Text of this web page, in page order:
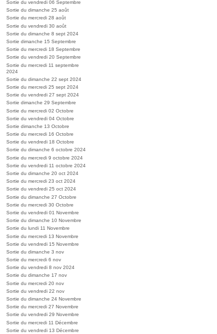
Sortie du vendredi 06 Septembre
Sortie du dimanche 25 août
Sortie du mercredi 28 août
Sortie du vendredi 30 août
Sortie du dimanche 8 sept 2024
Sortie dimanche 15 Septembre
Sortie du mercredi 18 Septembre
Sortie du vendredi 20 Septembre
Sortie du mercredi 11 septembre
2024
Sortie du dimanche 22 sept 2024
Sortie du mercredi 25 sept 2024
Sortie du vendredi 27 sept 2024
Sortie dimanche 29 Septembre
Sortie du mercredi 02 Octobre
Sortie du vendredi 04 Octobre
Sortie dimanche 13 Octobre
Sortie du mercredi 16 Octobre
Sortie du vendredi 18 Octobre
Sortie du dimanche 6 octobre 2024
Sortie du mercredi 9 octobre 2024
Sortie du vendredi 11 octobre 2024
Sortie du dimanche 20 oct 2024
Sortie du mercredi 23 oct 2024
Sortie du vendredi 25 oct 2024
Sortie du dimanche 27 Octobre
Sortie du mercredi 30 Octobre
Sortie du vendredi 01 Novembre
Sortie du dimanche 10 Novembre
Sortie du lundi 11 Novembre
Sortie du mercredi 13 Novembre
Sortie du vendredi 15 Novembre
Sortie du dimanche 3 nov
Sortie du mercredi 6 nov
Sortie du vendredi 8 nov 2024
Sortie du dimanche 17 nov
Sortie du mercredi 20 nov
Sortie du vendredi 22 nov
Sortie du dimanche 24 Novembre
Sortie du mercredi 27 Novembre
Sortie du vendredi 29 Novembre
Sortie du mercredi 11 Décembre
Sortie du vendredi 13 Décembre